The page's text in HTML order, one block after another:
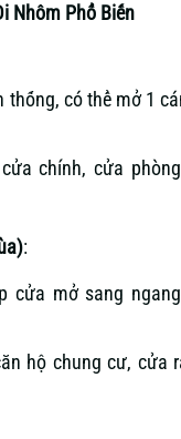
Nhôm Phổ Biến
thống, có thể mở 1
chính, cửa
:
cửa mở sang
hộ chung cư, cửa